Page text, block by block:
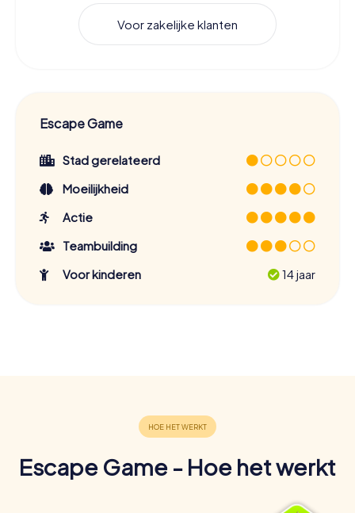
Voor zakelijke klanten
Escape Game
Stad gerelateerd
Moeilijkheid
Actie
Teambuilding
Voor kinderen
14 jaar
Escape Game - Hoe het werkt